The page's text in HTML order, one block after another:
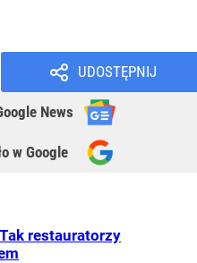
UDOSTĘPNIJ
News
w Google
restauratorzy